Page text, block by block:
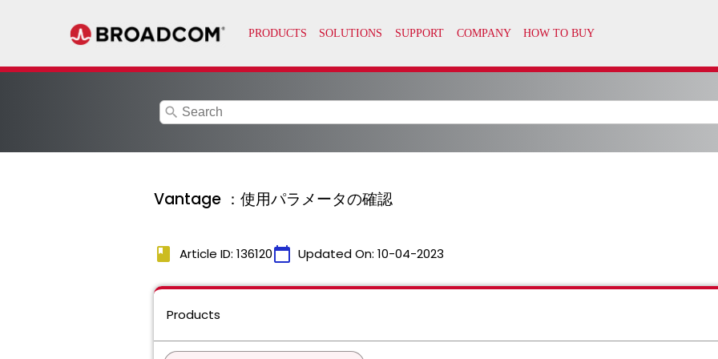
search
Vantage ：使用パラメータの確認
book Article ID: 136120calendar_today Updated On: 10-04-2023
Products